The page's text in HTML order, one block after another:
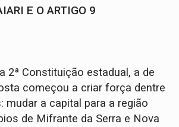
E O ARTIGO 9
2ª Constituição estadual, a de
começou a criar força dentre
mudar a capital para a região
de Mifrante da Serra e Nova